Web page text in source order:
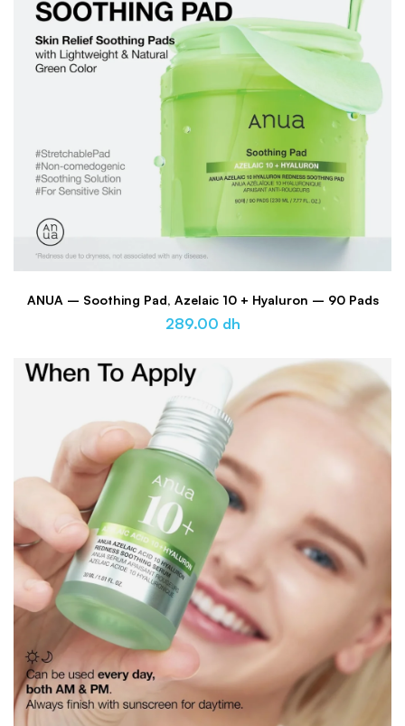
ANUA – Soothing Pad, Azelaic 10 + Hyaluron – 90 Pads
289.00 dh